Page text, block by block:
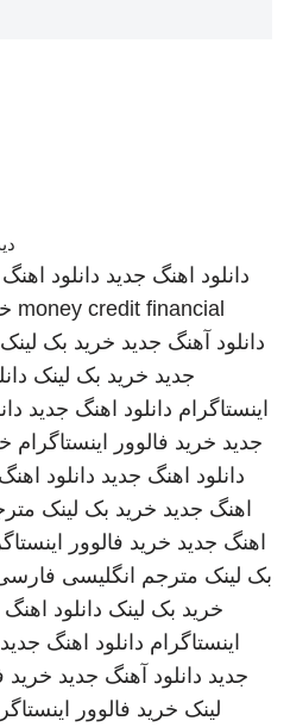
دانلود اهنگ جدید دانلود
money credit financial
دانلود آهنگ جدید خرید بک لینک
جدید خرید بک لینک
اینستاگرام دانلود اهنگ جدید
جدید خرید فالوور اینستاگرام
دانلود اهنگ جدید دانلود
اهنگ جدید خرید بک لینک
اهنگ جدید خرید فالوور
بک لینک مترجم انگلیسی
خرید بک لینک دانلود اهنگ
اینستاگرام دانلود اهنگ جدید
جدید دانلود آهنگ جدید خرید
لینک خرید فالوور